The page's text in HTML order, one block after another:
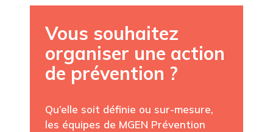
Vous souhaitez
organiser une action
de prévention ?
Qu’elle soit définie ou sur-mesure,
les équipes de MGEN Prévention